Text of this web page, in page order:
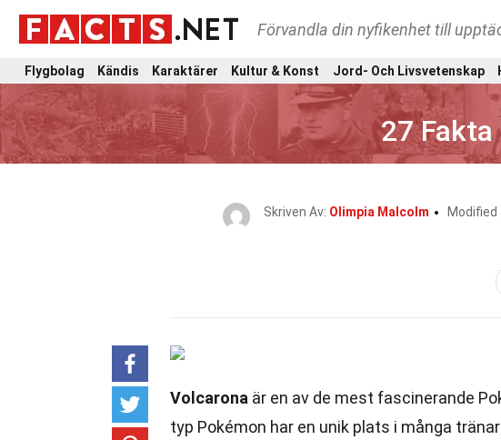
Förvandla din nyfikenhet till
Flygbolag Kändis Karaktärer Kultur & Konst Jord- Och Livsvetenskap
27
Skriven Av: Olimpia Malcolm Modified
Volcarona är en av de mest fascinerande
typ Pokémon har en unik plats i många